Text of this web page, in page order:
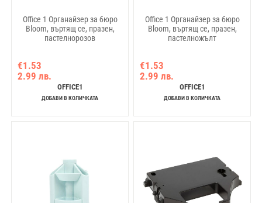
Office 1 Органайзер за бюро
Bloom, въртящ се, празен,
пастелнорозов
€1.53
2.99 лв.
OFFICE1
ДОБАВИ В КОЛИЧКАТА
Office 1 Органайзер за бюро
Bloom, въртящ се, празен,
пастелножълт
€1.53
2.99 лв.
OFFICE1
ДОБАВИ В КОЛИЧКАТА